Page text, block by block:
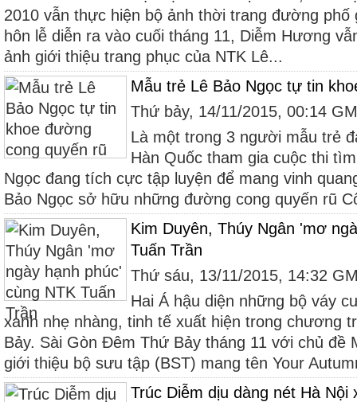
2010 vẫn thực hiện bộ ảnh thời trang đường
hôn lễ diễn ra vào cuối tháng 11, Diễm Hương
ảnh giới thiệu trang phục của NTK Lê...
Mẫu trẻ Lê Bảo Ngọc tự tin
Thứ bảy, 14/11/2015, 00:14
Là một trong 3 người mẫu trẻ
Hàn Quốc tham gia cuộc thi
Ngọc đang tích cực tập luyện để mang vinh
Bảo Ngọc sở hữu những đường cong quyến rũ
Kim Duyên, Thúy Ngân 'mơ
Tuấn Trần
Thứ sáu, 13/11/2015, 14:32
Hai Á hậu diện những bộ váy
xanh nhẹ nhàng, tinh tế xuất hiện trong chương
Bảy. Sài Gòn Đêm Thứ Bảy tháng 11 với chủ đề
giới thiệu bộ sưu tập (BST) mang tên Your
Trúc Diễm dịu dàng nét Hà